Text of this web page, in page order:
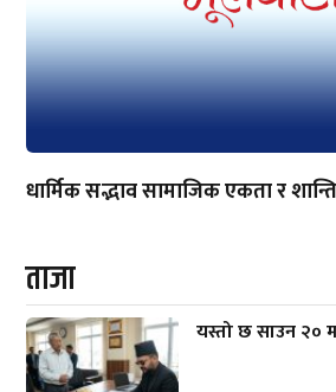
धार्मिक सद्भाव सामाजिक एकता र
ताजा
यस्तो छ साउन २०